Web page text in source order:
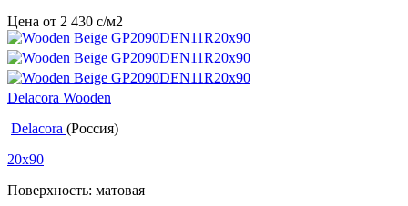
Цена от 2 430 c/м2
Delacora Wooden
Delacora (Россия)
20x90
Поверхность: матовая